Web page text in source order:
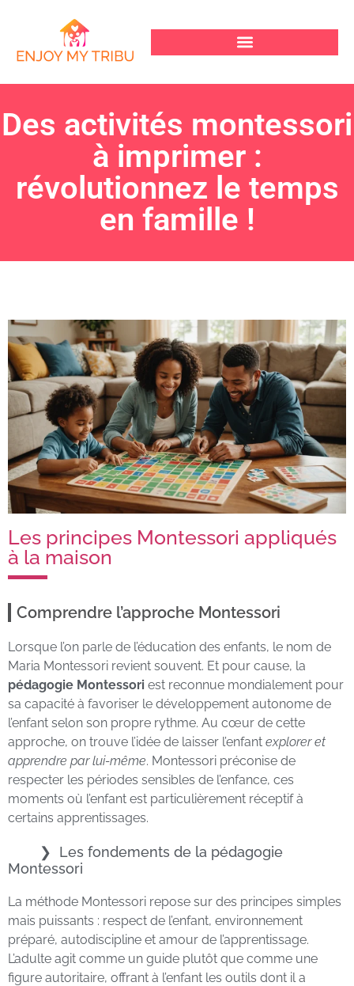
Des activités montessori
à imprimer :
révolutionnez le temps
en famille !
Les principes Montessori appliqués
à la maison
Comprendre l’approche Montessori
Lorsque l’on parle de l’éducation des enfants, le nom de
Maria Montessori revient souvent. Et pour cause, la
pédagogie Montessori est reconnue mondialement pour
sa capacité à favoriser le développement autonome de
l’enfant selon son propre rythme. Au cœur de cette
approche, on trouve l’idée de laisser l’enfant explorer et
apprendre par lui-même. Montessori préconise de
respecter les périodes sensibles de l’enfance, ces
moments où l’enfant est particulièrement réceptif à
certains apprentissages.
Les fondements de la pédagogie
Montessori
La méthode Montessori repose sur des principes simples
mais puissants : respect de l’enfant, environnement
préparé, autodiscipline et amour de l’apprentissage.
L’adulte agit comme un guide plutôt que comme une
figure autoritaire, offrant à l’enfant les outils dont il a